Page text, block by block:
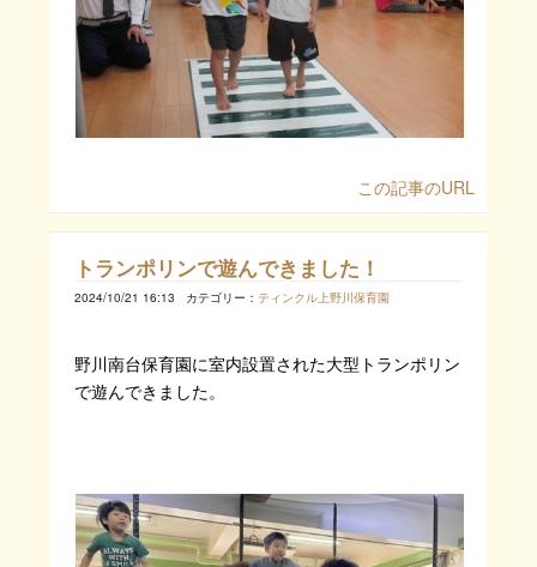
この記事のURL
トランポリンで遊んできました！
2024/10/21 16:13 カテゴリー： ティンクル上野川保育園
野川南台保育園に室内設置された大型トランポリン
で遊んできました。